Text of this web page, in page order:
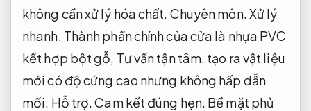
không cần xử lý hóa chất. Chuyên môn.Xử lý
nhanh. Thành phần chính của cửa là nhựa PVC
kết hợp bột gỗ, Tư vấn tận tâm. tạo ra vật liệu
mới có độ cứng cao nhưng không hấp dẫn
mối. Hỗ trợ.Cam kết đúng hẹn. Bề mặt phủ